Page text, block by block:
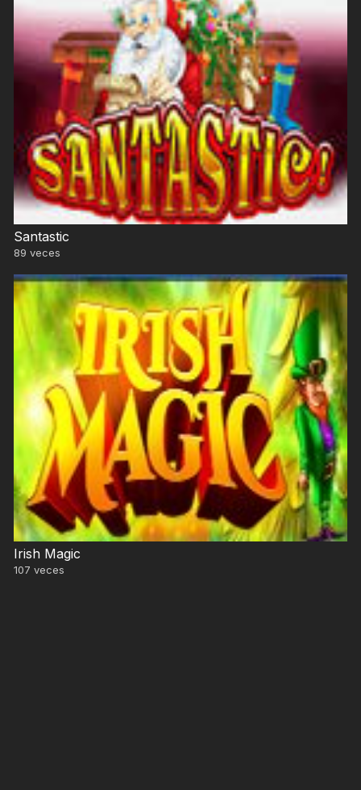
Santastic
89 veces
Irish Magic
107 veces